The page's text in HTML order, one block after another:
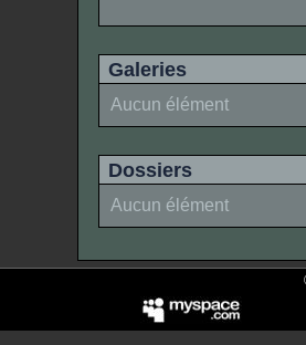
Galeries
Aucun élément
Dossiers
Aucun élément